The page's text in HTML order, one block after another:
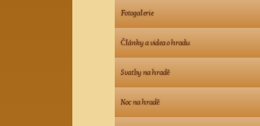
Fotogalerie
Články a videa o hradu
Svatby na hradě
Noc na hradě